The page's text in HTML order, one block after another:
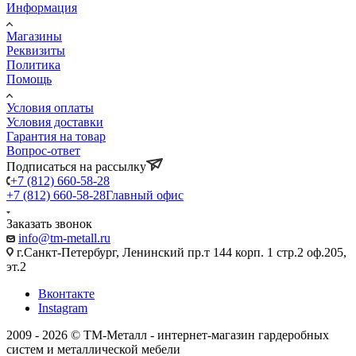
Информация
Магазины
Реквизиты
Политика
Помощь
Условия оплаты
Условия доставки
Гарантия на товар
Вопрос-ответ
Подписаться на рассылку
+7 (812) 660-58-28
+7 (812) 660-58-28Главный офис
Заказать звонок
info@tm-metall.ru
г.Санкт-Петербург, Ленинский пр.т 144 корп. 1 стр.2 оф.205,
эт.2
Вконтакте
Instagram
2009 - 2026 © ТМ-Металл - интернет-магазин гардеробных
систем и металлической мебели